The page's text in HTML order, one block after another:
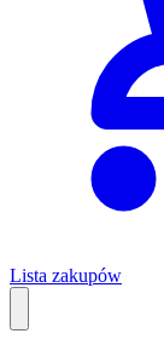
Lista zakupów